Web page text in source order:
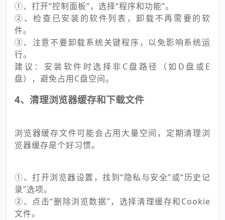
①、打开“控制面板”，选择“程序和功能”。
②、检查已安装的软件列表，卸载不再需要的软
件。
③、注意不要卸载系统关键程序，以免影响系统运
行。
建议：安装软件时选择非C盘路径（如D盘或E
盘），避免占用C盘空间。
4、清理浏览器缓存和下载文件
浏览器缓存文件可能会占用大量空间，定期清理浏
览器缓存是个好习惯。
①、打开浏览器设置，找到“隐私与安全”或“历史记
录”选项。
②、点击“删除浏览数据”，选择清理缓存和Cookie
文件。